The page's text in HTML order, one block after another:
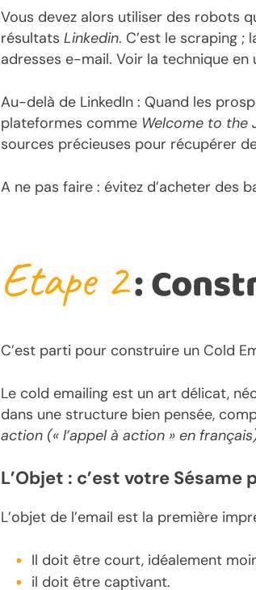
Vous devez alors utiliser des robots
résultats Linkedin. C’est le scraping
adresses e-mail. Voir la technique
Au-delà de LinkedIn : Quand les
plateformes comme Welcome to the
sources précieuses pour récupérer
A ne pas faire : évitez d’acheter des
Etape 2:
C’est parti pour construire un Cold
Le cold emailing est un art délicat,
dans une structure bien pensée,
action (« l’appel à action » en
L’Objet : c’est votre
L’objet de l’email est la première
Il doit être court, idéalement
il doit être captivant.